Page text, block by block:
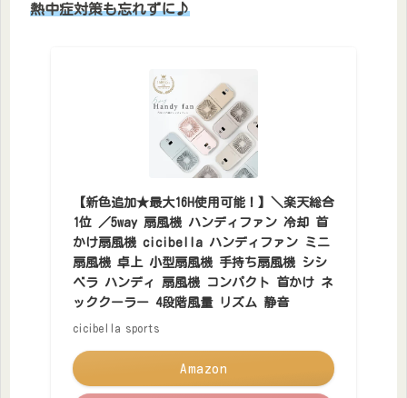
熱中症対策も忘れずに♪
【新色追加★最大16H使用可能！】＼楽天総合
1位 ／5way 扇風機 ハンディファン 冷却 首
かけ扇風機 cicibella ハンディファン ミニ
扇風機 卓上 小型扇風機 手持ち扇風機 シシ
ベラ ハンディ 扇風機 コンパクト 首かけ ネ
ッククーラー 4段階風量 リズム 静音
cicibella sports
Amazon